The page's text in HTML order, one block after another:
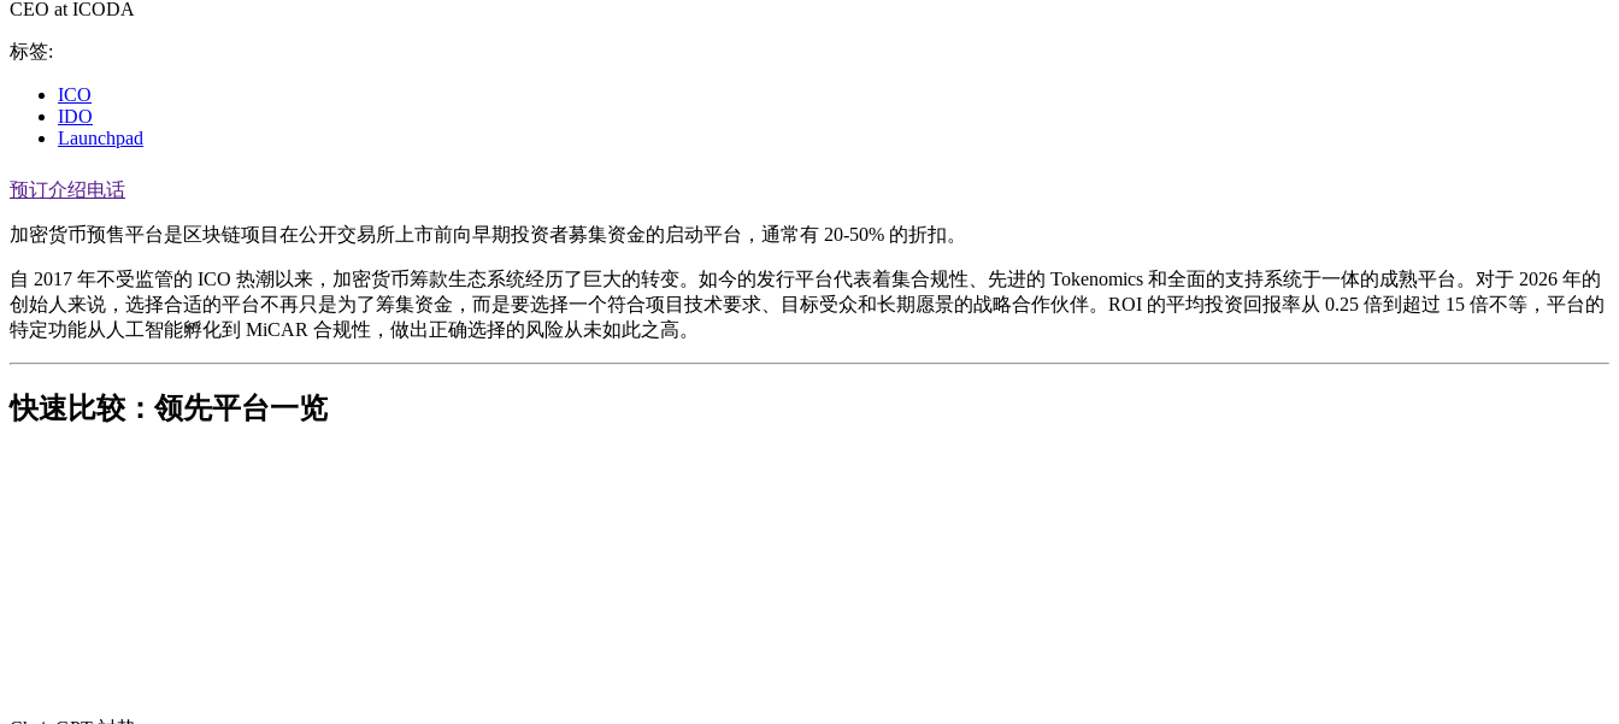
CEO at ICODA
标签:
ICO
IDO
Launchpad
预订介绍电话
加密货币预售平台是区块链项目在公开交易所上市前向早期投资者募集资金的启动平台，通常有 20-50% 的折扣。
自 2017 年不受监管的 ICO 热潮以来，加密货币筹款生态系统经历了巨大的转变。如今的发行平台代表着集合规性、先进的 Tokenomics 和全面的支持系统于一体的成熟平台。对于 2026 年的
创始人来说，选择合适的平台不再只是为了筹集资金，而是要选择一个符合项目技术要求、目标受众和长期愿景的战略合作伙伴。ROI 的平均投资回报率从 0.25 倍到超过 15 倍不等，平台的
特定功能从人工智能孵化到 MiCAR 合规性，做出正确选择的风险从未如此之高。
快速比较：领先平台一览